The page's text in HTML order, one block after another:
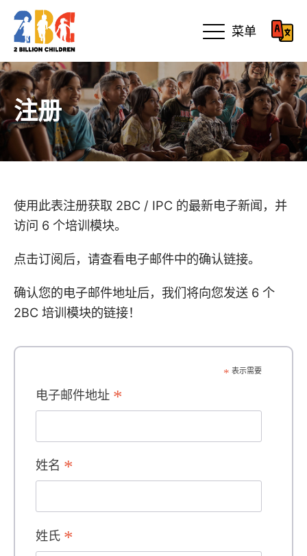
菜单
注册
使用此表注册获取 2BC / IPC 的最新电子新闻，并
访问 6 个培训模块。
点击订阅后，请查看电子邮件中的确认链接。
确认您的电子邮件地址后，我们将向您发送 6 个
2BC 培训模块的链接！
* 表示需要
电子邮件地址 *
姓名 *
姓氏 *